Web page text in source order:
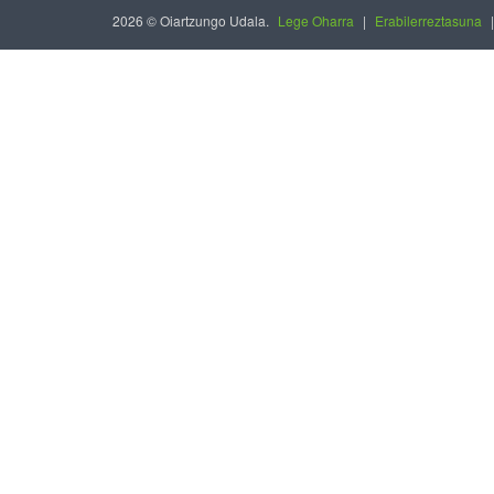
2026 © Oiartzungo Udala. Lege Oharra | Erabilerreztasuna |